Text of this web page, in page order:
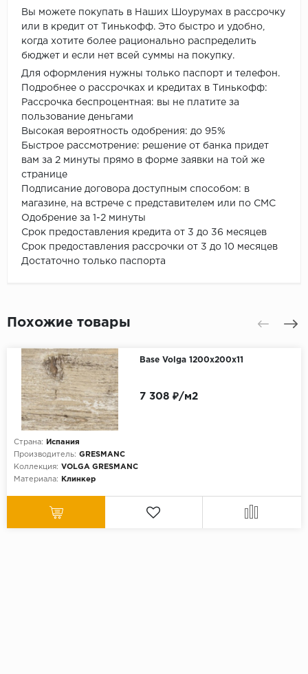
Вы можете покупать в Наших Шоурумах в рассрочку
или в кредит от Тинькофф. Это быстро и удобно,
когда хотите более рационально распределить
бюджет и если нет всей суммы на покупку.
Для оформления нужны только паспорт и телефон.
Подробнее о рассрочках и кредитах в Тинькофф:
Рассрочка беспроцентная: вы не платите за
пользование деньгами
Высокая вероятность одобрения: до 95%
Быстрое рассмотрение: решение от банка придет
вам за 2 минуты прямо в форме заявки на той же
странице
Подписание договора доступным способом: в
магазине, на встрече с представителем или по СМС
Одобрение за 1-2 минуты
Срок предоставления кредита от 3 до 36 месяцев
Срок предоставления рассрочки от 3 до 10 месяцев
Достаточно только паспорта
Похожие товары
Base Volga 1200x200х11
Страна:
Испания
Производитель: GRESMANC
Коллекция: VOLGA GRESMANC
Материала:
Клинкер
7 308 ₽/м2